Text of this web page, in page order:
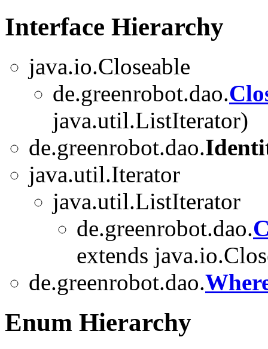
Interface Hierarchy
java.io.Closeable
de.greenrobot.dao.
java.util.ListIterator)
de.greenrobot.dao.
java.util.Iterator
java.util.ListIterator
de.greenrobot.dao.
extends
de.greenrobot.dao.
Enum Hierarchy